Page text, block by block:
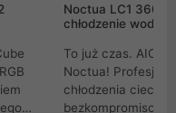
Noctua LC1
chłodzenie wodne
To już czas. AIO
Noctua!
chłodzenia cieczą